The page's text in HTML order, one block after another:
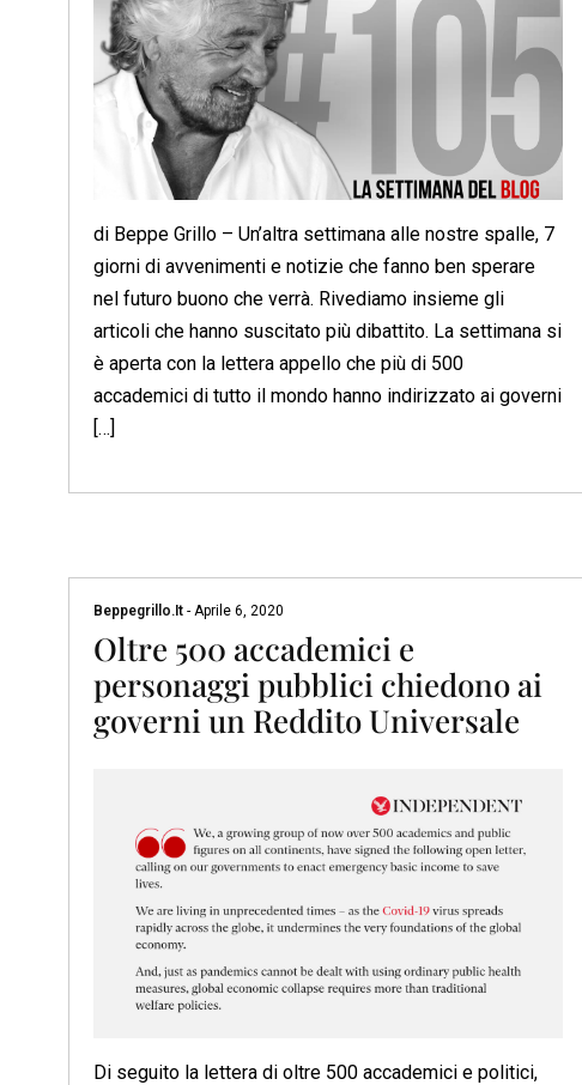
di Beppe Grillo – Un’altra settimana alle nostre spalle, 7
giorni di avvenimenti e notizie che fanno ben sperare
nel futuro buono che verrà. Rivediamo insieme gli
articoli che hanno suscitato più dibattito. La settimana si
è aperta con la lettera appello che più di 500
accademici di tutto il mondo hanno indirizzato ai governi
[…]
Beppegrillo.it - Aprile 6, 2020
Oltre 500 accademici e
personaggi pubblici chiedono ai
governi un Reddito Universale
Di seguito la lettera di oltre 500 accademici e politici,